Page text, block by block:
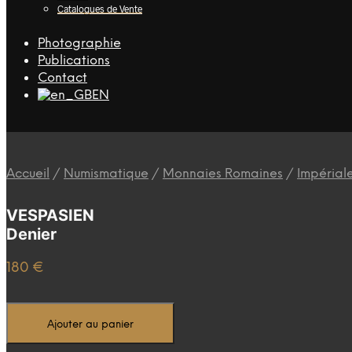
Catalogues de Vente
Photographie
Publications
Contact
EN
Accueil / Numismatique / Monnaies Romaines /
VESPASIEN
Denier
180 €
Ajouter au panier